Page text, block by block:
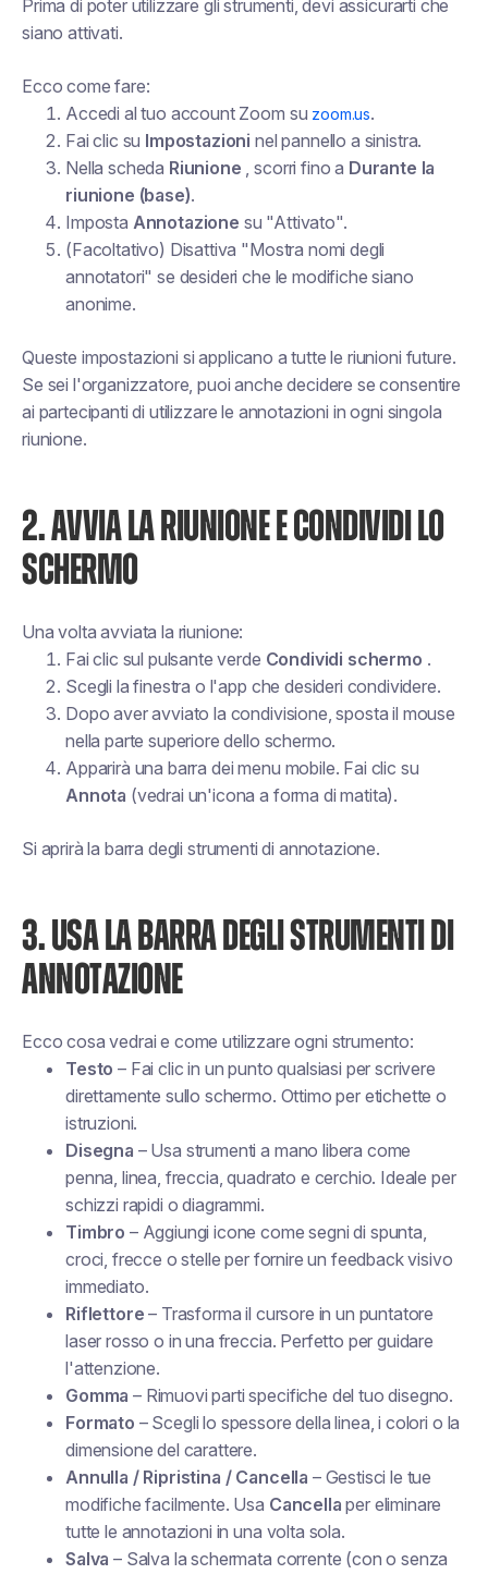
Prima di poter utilizzare gli strumenti, devi assicurarti che
siano attivati.
Ecco come fare:
Accedi al tuo account Zoom su zoom.us.
Fai clic su Impostazioni nel pannello a sinistra.
Nella scheda Riunione , scorri fino a Durante la
riunione (base).
Imposta Annotazione su "Attivato".
(Facoltativo) Disattiva "Mostra nomi degli
annotatori" se desideri che le modifiche siano
anonime.
Queste impostazioni si applicano a tutte le riunioni future.
Se sei l'organizzatore, puoi anche decidere se consentire
ai partecipanti di utilizzare le annotazioni in ogni singola
riunione.
2. AVVIA LA RIUNIONE E CONDIVIDI LO
SCHERMO
Una volta avviata la riunione:
Fai clic sul pulsante verde Condividi schermo .
Scegli la finestra o l'app che desideri condividere.
Dopo aver avviato la condivisione, sposta il mouse
nella parte superiore dello schermo.
Apparirà una barra dei menu mobile. Fai clic su
Annota (vedrai un'icona a forma di matita).
Si aprirà la barra degli strumenti di annotazione.
3. USA LA BARRA DEGLI STRUMENTI DI
ANNOTAZIONE
Ecco cosa vedrai e come utilizzare ogni strumento:
Testo – Fai clic in un punto qualsiasi per scrivere
direttamente sullo schermo. Ottimo per etichette o
istruzioni.
Disegna – Usa strumenti a mano libera come
penna, linea, freccia, quadrato e cerchio. Ideale per
schizzi rapidi o diagrammi.
Timbro – Aggiungi icone come segni di spunta,
croci, frecce o stelle per fornire un feedback visivo
immediato.
Riflettore – Trasforma il cursore in un puntatore
laser rosso o in una freccia. Perfetto per guidare
l'attenzione.
Gomma – Rimuovi parti specifiche del tuo disegno.
Formato – Scegli lo spessore della linea, i colori o la
dimensione del carattere.
Annulla / Ripristina / Cancella – Gestisci le tue
modifiche facilmente. Usa Cancella per eliminare
tutte le annotazioni in una volta sola.
Salva – Salva la schermata corrente (con o senza